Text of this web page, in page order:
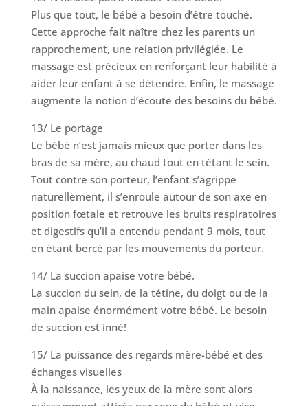
Plus que tout, le bébé a besoin d’être touché.
Cette approche fait naître chez les parents un
rapprochement, une relation privilégiée. Le
massage est précieux en renforçant leur habilité à
aider leur enfant à se détendre. Enfin, le massage
augmente la notion d’écoute des besoins du bébé.
13/ Le portage
Le bébé n’est jamais mieux que porter dans les
bras de sa mère, au chaud tout en tétant le sein.
Tout contre son porteur, l’enfant s’agrippe
naturellement, il s’enroule autour de son axe en
position fœtale et retrouve les bruits respiratoires
et digestifs qu’il a entendu pendant 9 mois, tout
en étant bercé par les mouvements du porteur.
14/ La succion apaise votre bébé.
La succion du sein, de la tétine, du doigt ou de la
main apaise énormément votre bébé. Le besoin
de succion est inné!
15/ La puissance des regards mère-bébé et des
échanges visuelles
À la naissance, les yeux de la mère sont alors